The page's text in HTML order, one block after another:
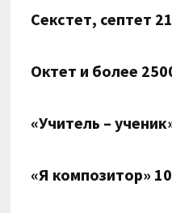
Секстет, септет
Октет и более
«Учитель –
«Я композитор»